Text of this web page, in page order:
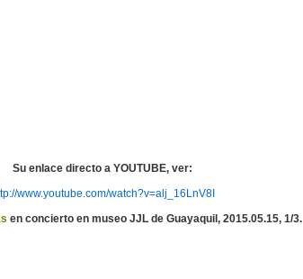
Su enlace directo a YOUTUBE, ver:
www.youtube.com/watch?v=alj_16LnV8I
en concierto en museo JJL de Guayaquil, 2015.05.15, 1/3.